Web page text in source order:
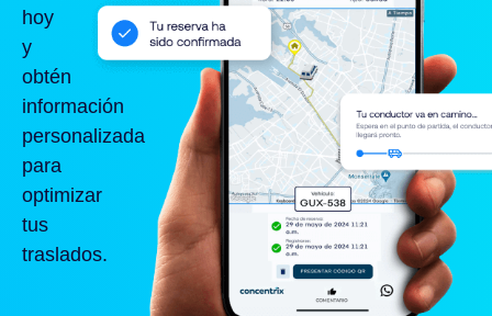
hoy
y
obtén
información
personalizada
para
optimizar
tus
traslados.